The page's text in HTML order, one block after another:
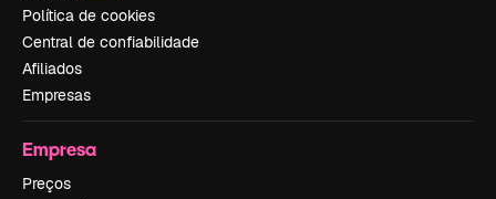
Política de cookies
Central de confiabilidade
Afiliados
Empresas
Empresa
Preços